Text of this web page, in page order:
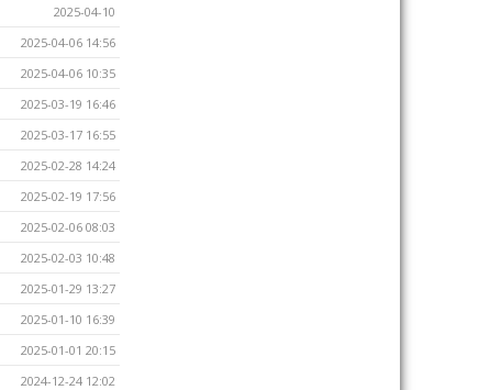
2025-04-10
2025-04-06 14:56
2025-04-06 10:35
2025-03-19 16:46
2025-03-17 16:55
2025-02-28 14:24
2025-02-19 17:56
2025-02-06 08:03
2025-02-03 10:48
2025-01-29 13:27
2025-01-10 16:39
2025-01-01 20:15
2024-12-24 12:02